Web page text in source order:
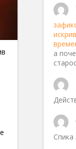
а
Спика